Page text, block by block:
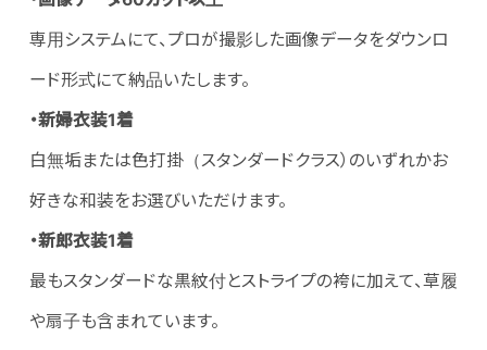
専用システムにて、プロが撮影した画像データをダウンロ
ード形式にて納品いたします。
・新婦衣装1着
白無垢または色打掛（スタンダードクラス）のいずれかお
好きな和装をお選びいただけます。
・新郎衣装1着
最もスタンダードな黒紋付とストライプの袴に加えて、草履
や扇子も含まれています。